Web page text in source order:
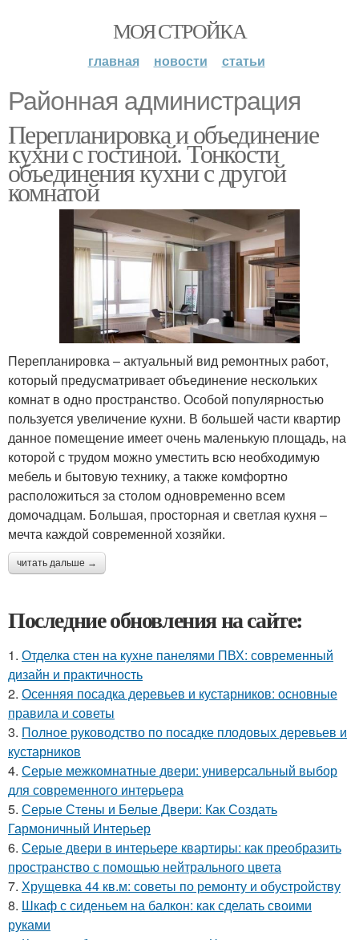
МОЯ СТРОЙКА
главная новости статьи
Районная администрация
Перепланировка и объединение
кухни с гостиной. Тонкости
объединения кухни с другой
комнатой
Перепланировка – актуальный вид ремонтных работ,
который предусматривает объединение нескольких
комнат в одно пространство. Особой популярностью
пользуется увеличение кухни. В большей части квартир
данное помещение имеет очень маленькую площадь, на
которой с трудом можно уместить всю необходимую
мебель и бытовую технику, а также комфортно
расположиться за столом одновременно всем
домочадцам. Большая, просторная и светлая кухня –
мечта каждой современной хозяйки.
читать дальше →
Последние обновления на сайте:
1. Отделка стен на кухне панелями ПВХ: современный
дизайн и практичность
2. Осенняя посадка деревьев и кустарников: основные
правила и советы
3. Полное руководство по посадке плодовых деревьев и
кустарников
4. Серые межкомнатные двери: универсальный выбор
для современного интерьера
5. Серые Стены и Белые Двери: Как Создать
Гармоничный Интерьер
6. Серые двери в интерьере квартиры: как преобразить
пространство с помощью нейтрального цвета
7. Хрущевка 44 кв.м: советы по ремонту и обустройству
8. Шкаф с сиденьем на балкон: как сделать своими
руками